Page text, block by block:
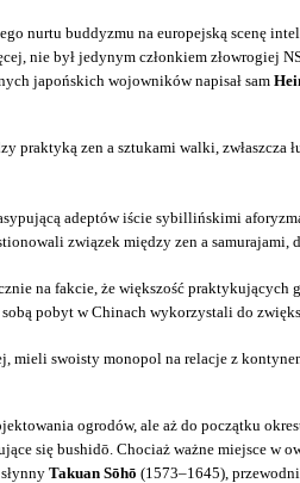
nurtu buddyzmu na europejską scenę
nie był jedynym członkiem złowrogiej
japońskich wojowników napisał sam
zen a sztukami walki,
adeptów iście sybillińskimi
związek między zen a samurajami,
na fakcie, że większość
pobyt w Chinach wykorzystali do
swoisty monopol na relacje z
ogrodów, ale aż do początku
się bushidō. Chociaż ważne miejsce w
Takuan Sōhō (1573–1645),